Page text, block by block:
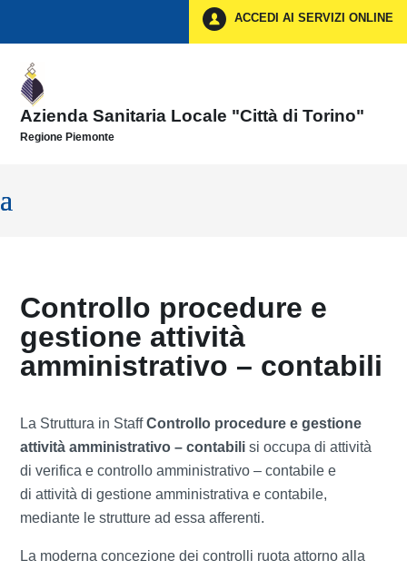
ACCEDI AI SERVIZI ONLINE
Azienda Sanitaria Locale "Città di Torino"
Regione Piemonte
Controllo procedure e
gestione attività
amministrativo – contabili
La Struttura in StaffControllo procedure e gestione
attività amministrativo – contabilisi occupa di attività
di verifica e controllo amministrativo – contabile e
di attività di gestione amministrativa e contabile,
mediante le strutture ad essa afferenti.
La moderna concezione dei controlli ruota attorno alla